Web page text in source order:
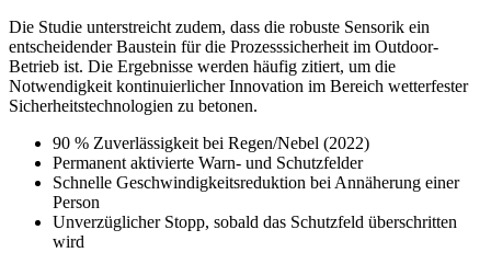
Die Studie unterstreicht zudem, dass die robuste Sensorik ein
entscheidender Baustein für die Prozesssicherheit im Outdoor-
Betrieb ist. Die Ergebnisse werden häufig zitiert, um die
Notwendigkeit kontinuierlicher Innovation im Bereich wetterfester
Sicherheitstechnologien zu betonen.
90 % Zuverlässigkeit bei Regen/Nebel (2022)
Permanent aktivierte Warn- und Schutzfelder
Schnelle Geschwindigkeitsreduktion bei Annäherung einer
Person
Unverzüglicher Stopp, sobald das Schutzfeld überschritten
wird